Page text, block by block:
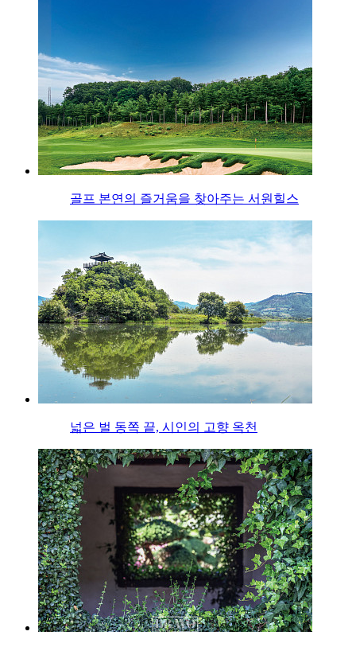
골프 본연의 즐거움을 찾아주는 서원힐스
넓은 벌 동쪽 끝, 시인의 고향 옥천